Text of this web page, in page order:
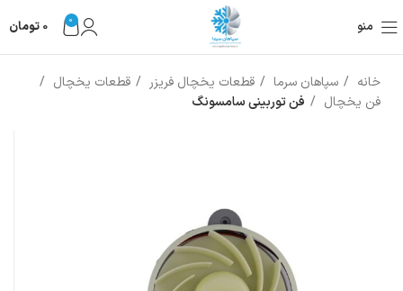
منو 0
0 تومان
خانه سپاهان سرما قطعات یخچال فریزر
قطعات یخچال
فن یخچال
فن توربینی سامسونگ